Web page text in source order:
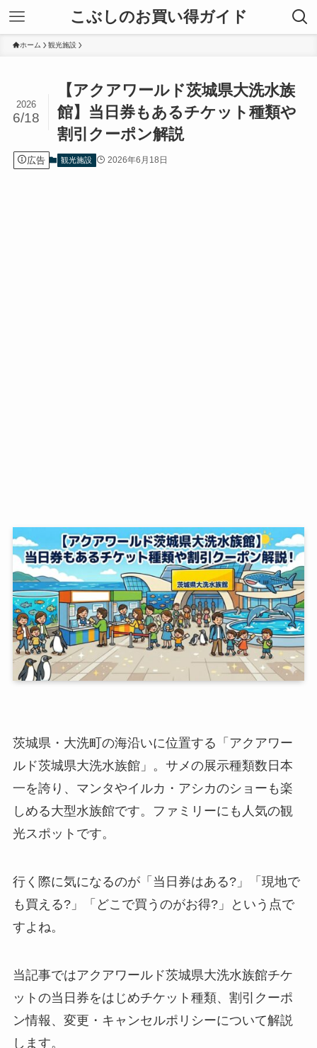
こぶしのお買い得ガイド
ホーム 観光施設
【アクアワールド茨城県大洗水族
館】当日券もあるチケット種類や
割引クーポン解説
2026
6/18
広告 観光施設 2026年6月18日
茨城県・大洗町の海沿いに位置する「アクアワー
ルド茨城県大洗水族館」。サメの展示種類数日本
一を誇り、マンタやイルカ・アシカのショーも楽
しめる大型水族館です。ファミリーにも人気の観
光スポットです。
行く際に気になるのが「当日券はある?」「現地で
も買える?」「どこで買うのがお得?」という点で
すよね。
当記事ではアクアワールド茨城県大洗水族館チケ
ットの当日券をはじめチケット種類、割引クーポ
ン情報、変更・キャンセルポリシーについて解説
します。